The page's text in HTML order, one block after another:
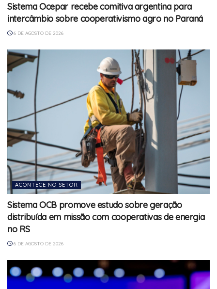
Sistema Ocepar recebe comitiva argentina para
intercâmbio sobre cooperativismo agro no Paraná
6 DE AGOSTO DE 2026
ACONTECE NO SETOR
Sistema OCB promove estudo sobre geração
distribuída em missão com cooperativas de energia
no RS
6 DE AGOSTO DE 2026